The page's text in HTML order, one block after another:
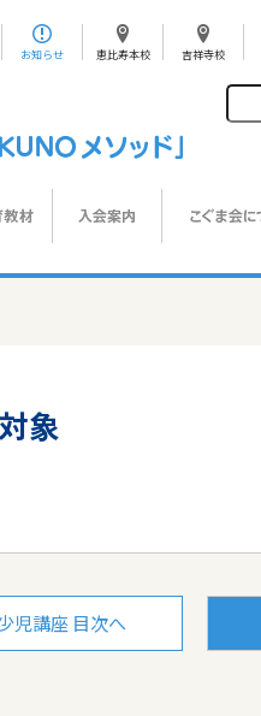
お知らせ 恵比寿本校 吉祥寺校
象
児講座 目次へ